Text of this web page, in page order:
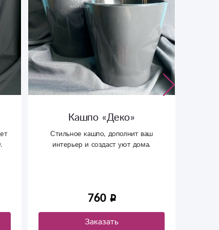
Мягкая игрушка «Панда»
Мягкая игрушка Панда - батон 80 см, с
доставкой в Сыктывкаре.
1 690
Заказать